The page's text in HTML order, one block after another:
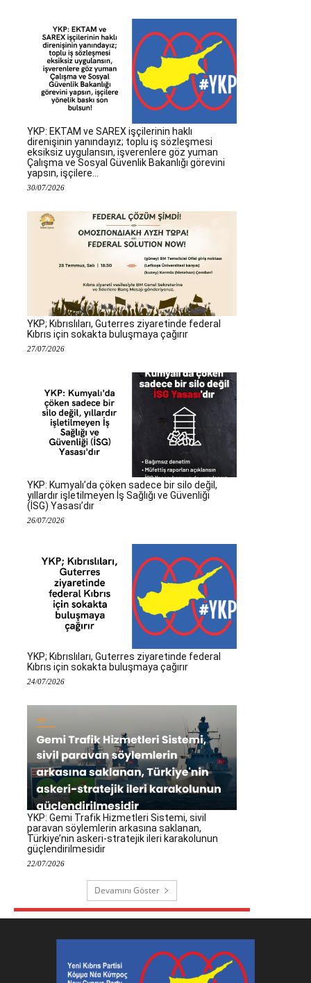
YKP: EKTAM ve SAREX işçilerinin haklı
direnişinin yanındayız; toplu iş sözleşmesi
eksiksiz uygulansın, işverenlere göz yuman
Çalışma ve Sosyal Güvenlik Bakanlığı görevini
yapsın, işçilere...
30/07/2026
YKP; Kıbrıslıları, Guterres ziyaretinde federal
Kıbrıs için sokakta buluşmaya çağırır
27/07/2026
YKP: Kumyalı’da çöken sadece bir silo değil,
yıllardır işletilmeyen İş Sağlığı ve Güvenliği
(İSG) Yasası’dır
26/07/2026
YKP; Kıbrıslıları, Guterres ziyaretinde federal
Kıbrıs için sokakta buluşmaya çağırır
24/07/2026
YKP: Gemi Trafik Hizmetleri Sistemi, sivil
paravan söylemlerin arkasına saklanan,
Türkiye’nin askeri-stratejik ileri karakolunun
güçlendirilmesidir
22/07/2026
Devamını Göster